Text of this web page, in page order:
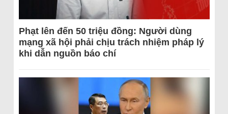
Phạt lên đến 50 triệu đồng: Người dùng
mạng xã hội phải chịu trách nhiệm pháp lý
khi dẫn nguồn báo chí